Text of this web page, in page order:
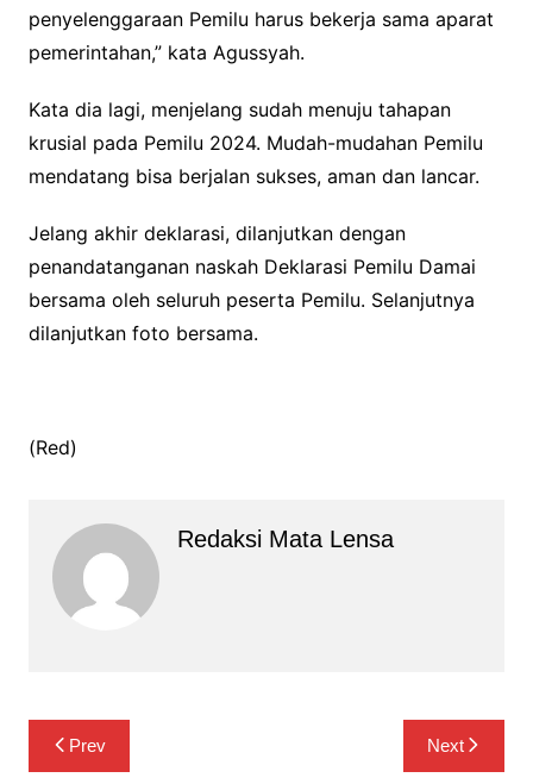
penyelenggaraan Pemilu harus bekerja sama aparat
pemerintahan,” kata Agussyah.
Kata dia lagi, menjelang sudah menuju tahapan
krusial pada Pemilu 2024. Mudah-mudahan Pemilu
mendatang bisa berjalan sukses, aman dan lancar.
Jelang akhir deklarasi, dilanjutkan dengan
penandatanganan naskah Deklarasi Pemilu Damai
bersama oleh seluruh peserta Pemilu. Selanjutnya
dilanjutkan foto bersama.
(Red)
Redaksi Mata Lensa
Navigasi
pos
Prev Next